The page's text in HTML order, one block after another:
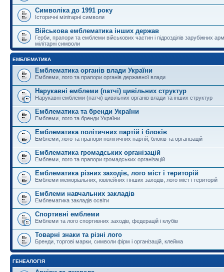
Символіка до 1991 року
Історичні мілітарні символи
Військова емблематика інших держав
Герби, прапори та емблеми військових частин і підрозділів зарубіжних
мілітарні символи
ЕМБЛЕМАТИКА
Емблематика органів влади України
Емблеми, лого та прапори органів державної влади
Нарукавні емблеми (патчі) цивільних структур
Нарукавні емблеми (патчі) цивільних органів влади та інших структур
Емблематика та бренди України
Емблеми, лого та бренди України
Емблематика політичних партій і блоків
Емблеми, лого та прапори політичних партій, блоків та організацій
Емблематика громадських організацій
Емблеми, лого та прапори громадських організацій
Емблематика різних заходів, лого міст і територій
Емблеми меморіальних, ювілейних і інших заходів, лого міст і територій
Емблеми навчальних закладів
Емблематика закладів освіти
Спортивні емблеми
Емблеми та лого спортивних заходів, федерацій і клубів
Товарні знаки та різні лого
Бренди, торгові марки, символи фірм і організацій, клейма
ГЕНЕАЛОГІЯ